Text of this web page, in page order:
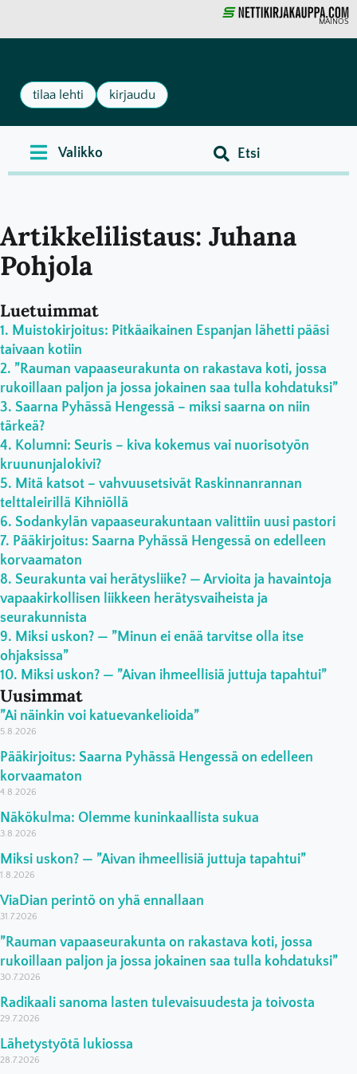
MAINOS
tilaa lehti kirjaudu
Artikkelilistaus: Juhana
Pohjola
Luetuimmat
Muistokirjoitus: Pitkäaikainen Espanjan lähetti pääsi
taivaan kotiin
”Rauman vapaaseurakunta on rakastava koti, jossa
rukoillaan paljon ja jossa jokainen saa tulla kohdatuksi”
Saarna Pyhässä Hengessä – miksi saarna on niin
tärkeä?
Kolumni: Seuris – kiva kokemus vai nuorisotyön
kruununjalokivi?
Mitä katsot – vahvuusetsivät Raskinnanrannan
telttaleirillä Kihniöllä
Sodankylän vapaaseurakuntaan valittiin uusi pastori
Pääkirjoitus: Saarna Pyhässä Hengessä on edelleen
korvaamaton
Seurakunta vai herätysliike? — Arvioita ja havaintoja
vapaakirkollisen liikkeen herätysvaiheista ja
seurakunnista
Miksi uskon? — ”Minun ei enää tarvitse olla itse
ohjaksissa”
Miksi uskon? — ”Aivan ihmeellisiä juttuja tapahtui”
Uusimmat
”Ai näinkin voi katuevankelioida”
5.8.2026
Pääkirjoitus: Saarna Pyhässä Hengessä on edelleen
korvaamaton
4.8.2026
Näkökulma: Olemme kuninkaallista sukua
3.8.2026
Miksi uskon? — ”Aivan ihmeellisiä juttuja tapahtui”
1.8.2026
ViaDian perintö on yhä ennallaan
31.7.2026
”Rauman vapaaseurakunta on rakastava koti, jossa
rukoillaan paljon ja jossa jokainen saa tulla kohdatuksi”
30.7.2026
Radikaali sanoma lasten tulevaisuudesta ja toivosta
29.7.2026
Lähetystyötä lukiossa
28.7.2026